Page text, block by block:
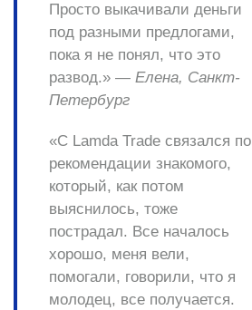
Просто выкачивали деньги
под разными предлогами,
пока я не понял, что это
развод.» — Елена, Санкт-
Петербург
«С Lamda Trade связался по
рекомендации знакомого,
который, как потом
выяснилось, тоже
пострадал. Все началось
хорошо, меня вели,
помогали, говорили, что я
молодец, все получается.